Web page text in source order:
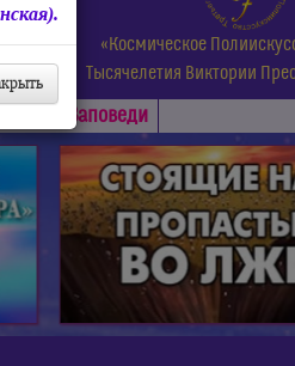
«Космическое
Тысячелетия Виктории
Заповеди